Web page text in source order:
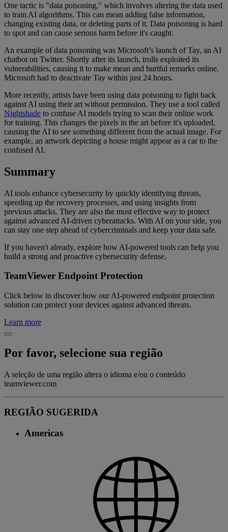
One tactic is "data poisoning," which involves altering the data used
to train AI algorithms. This can mean adding false information,
changing existing data, or deleting parts of it. Data poisoning is hard
to spot and can cause serious harm before it's caught.
An example of data poisoning was Microsoft’s launch of Tay, an AI
chatbot on Twitter. Shortly after its launch, trolls exploited its
vulnerabilities, causing it to make mean and hurtful remarks online.
Microsoft had to deactivate Tay within just 24 hours.
More recently, artists have been using data poisoning to fight back
against AI using their art without permission. They use a tool called
Nightshade to confuse AI models trying to scan their online work
for training. This changes the pixels in the art before it's uploaded,
causing the AI to see something different from the actual image. For
example, an artwork depicting a house might appear as a car to the
confused AI.
Summary
AI tools enhance cybersecurity by quickly identifying threats,
speeding up the recovery processes, and using insights from
previous attacks. They are also the most effective way to protect
against advanced AI-driven cyberattacks. With AI on your side, you
can stay one step ahead of cybercriminals and keep your data safe.
If you haven't already, explore how AI-powered tools can help you
build a strong and proactive cybersecurity defense.
TeamViewer Endpoint Protection
Click below to discover how our AI-powered endpoint protection
solution can protect your devices against advanced threats.
Learn more
Por favor, selecione sua região
A seleção de uma região altera o idioma e/ou o conteúdo
teamviewer.com
REGIÃO SUGERIDA
Americas